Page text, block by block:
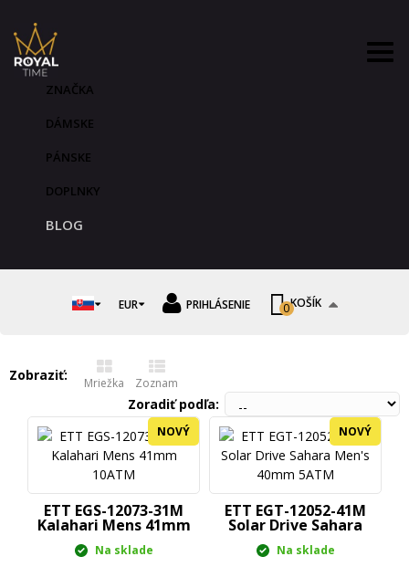
ZNAČKA
DÁMSKE
PÁNSKE
DOPLNKY
BLOG
EUR PRIHLÁSENIE KOŠÍK
0
Zobraziť: Mriežka Zoznam
Zoradiť podľa
NOVÝ
ETT EGS-12073-31M
Kalahari Mens 41mm
Na sklade
NOVÝ
ETT EGT-12052-41M
Solar Drive Sahara
Na sklade